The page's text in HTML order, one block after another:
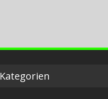
Kategorien